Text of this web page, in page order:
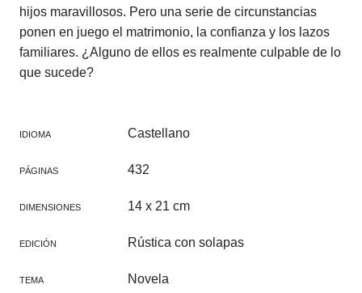
hijos maravillosos. Pero una serie de circunstancias
ponen en juego el matrimonio, la confianza y los lazos
familiares. ¿Alguno de ellos es realmente culpable de lo
que sucede?
IDIOMA Castellano
PÁGINAS 432
DIMENSIONES 14 x 21 cm
EDICIÓN Rústica con solapas
TEMA Novela